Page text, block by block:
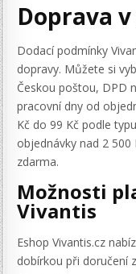
Doprava
Dodací podmínky
dopravy. Můžete si
Českou poštou, DPD
pracovní dny od
Kč do 99 Kč podle
objednávky nad 2
zdarma.
Možnosti
Vivantis
Eshop Vivantis.cz
dobírkou při doručení